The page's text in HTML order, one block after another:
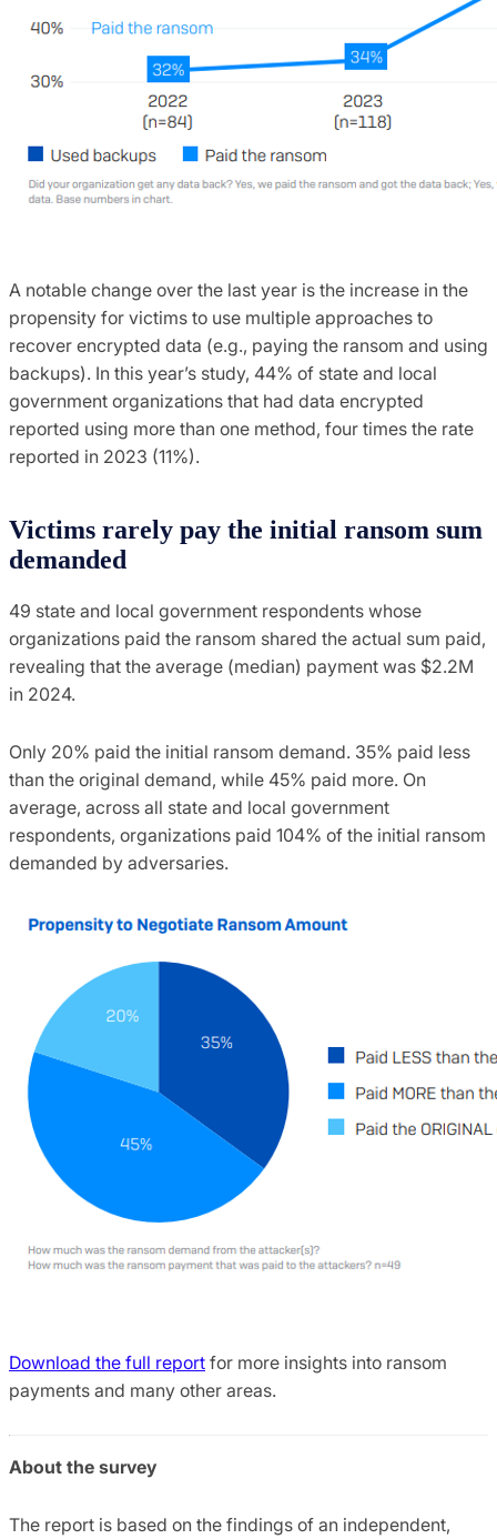
A notable change over the last year is the increase in the
propensity for victims to use multiple approaches to
recover encrypted data (e.g., paying the ransom and using
backups). In this year’s study, 44% of state and local
government organizations that had data encrypted
reported using more than one method, four times the rate
reported in 2023 (11%).
Victims rarely pay the initial ransom sum
demanded
49 state and local government respondents whose
organizations paid the ransom shared the actual sum paid,
revealing that the average (median) payment was $2.2M
in 2024.
Only 20% paid the initial ransom demand. 35% paid less
than the original demand, while 45% paid more. On
average, across all state and local government
respondents, organizations paid 104% of the initial ransom
demanded by adversaries.
Download the full report for more insights into ransom
payments and many other areas.
About the survey
The report is based on the findings of an independent,